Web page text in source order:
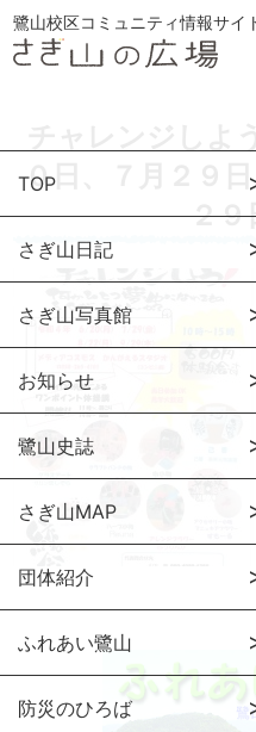
鷺山校区コミュニティ情報サイ
TOP
さぎ山日記
さぎ山写真館
お知らせ
鷺山史誌
さぎ山MAP
団体紹介
ふれあい鷺山
防災のひろば
チャレンジしよ
０日、７月２９
２９